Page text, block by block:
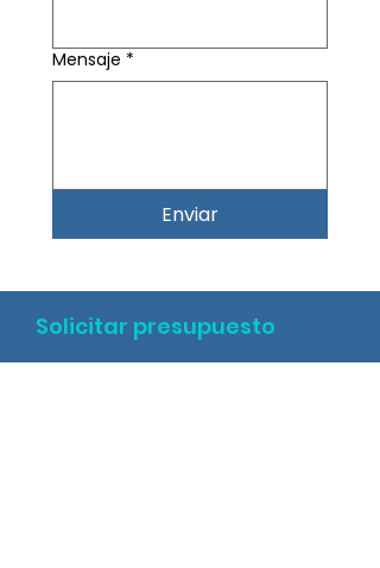
Mensaje *
Enviar
Solicitar presupuesto